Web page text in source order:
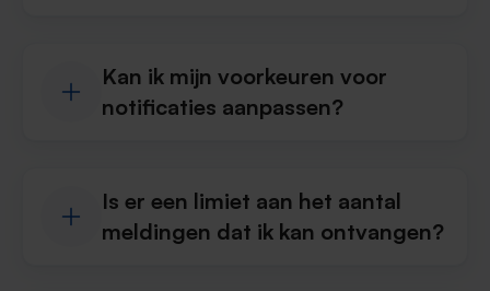
Kan ik mijn voorkeuren voor
notificaties aanpassen?
Is er een limiet aan het aantal
meldingen dat ik kan ontvangen?